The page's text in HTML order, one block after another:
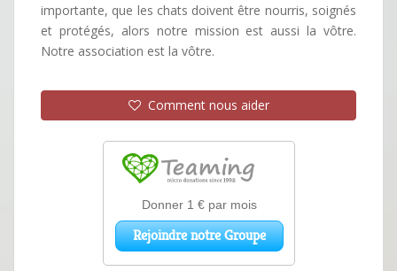
importante, que les chats doivent être nourris, soignés
et protégés, alors notre mission est aussi la vôtre.
Notre association est la vôtre.
Comment nous aider